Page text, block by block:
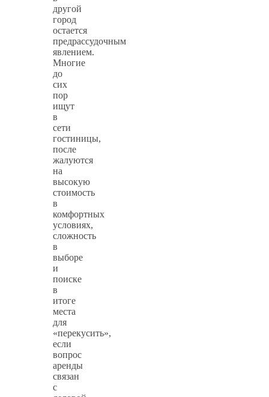
другой
город
остается
предрассудочным
явлением.
Многие
до
сих
пор
ищут
в
сети
гостиницы,
после
жалуются
на
высокую
стоимость
в
комфортных
условиях,
сложность
в
выборе
и
поиске
в
итоге
места
для
«перекусить»,
если
вопрос
аренды
связан
с